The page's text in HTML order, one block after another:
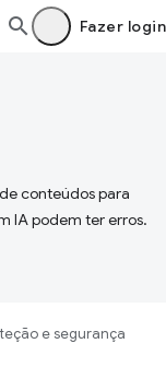
Fazer login
conteúdos para
IA podem ter erros.
e segurança